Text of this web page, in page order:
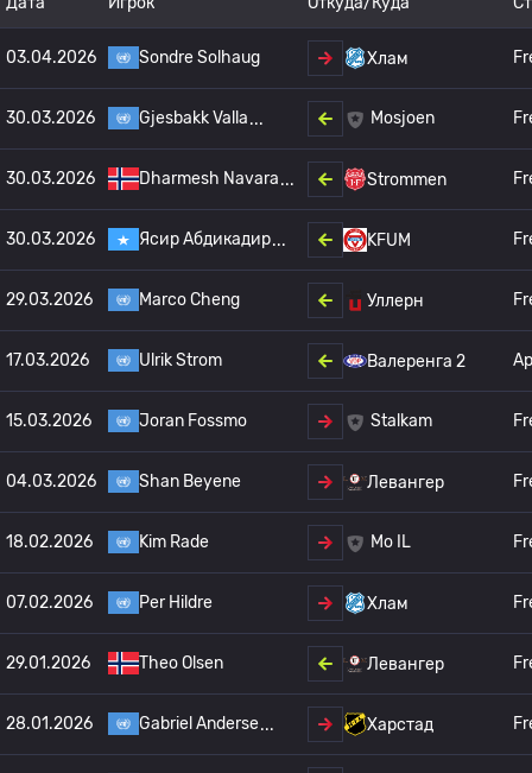
03.04.2026 Sondre Solhaug Хлам
30.03.2026 Gjesbakk Valla Mosjoen
30.03.2026 Dharmesh Navara Strommen
30.03.2026 Ясир Абдикадир KFUM
29.03.2026 Marco Cheng Уллерн
17.03.2026 Ulrik Strom Валеренга 2
15.03.2026 Joran Fossmo Stalkam
04.03.2026 Shan Beyene Левангер
18.02.2026 Kim Rade Mo IL
07.02.2026 Per Hildre Хлам
29.01.2026 Theo Olsen Левангер
28.01.2026 Gabriel Anderse Харстад